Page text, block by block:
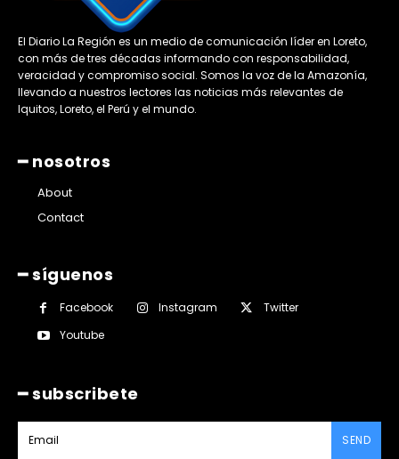
El Diario La Región es un medio de comunicación líder en Loreto,
con más de tres décadas informando con responsabilidad,
veracidad y compromiso social. Somos la voz de la Amazonía,
llevando a nuestros lectores las noticias más relevantes de
Iquitos, Loreto, el Perú y el mundo.
━ nosotros
About
Contact
━ síguenos
Facebook Instagram
Twitter
Youtube
━ subscribete
SEND